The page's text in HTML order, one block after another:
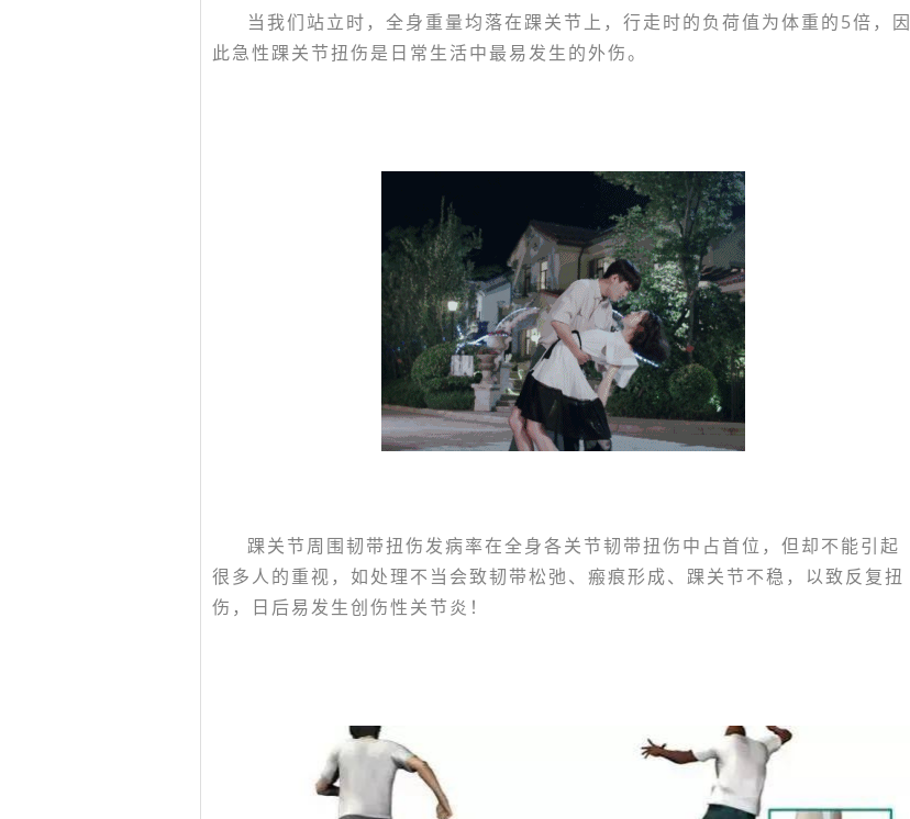
当我们站立时，全身重量均落在踝关节上，行走时的负荷值为体重的5倍，因
此急性踝关节扭伤是日常生活中最易发生的外伤。
踝关节周围韧带扭伤发病率在全身各关节韧带扭伤中占首位，但却不能引起
很多人的重视，如处理不当会致韧带松弛、瘢痕形成、踝关节不稳，以致反复扭
伤，日后易发生创伤性关节炎！